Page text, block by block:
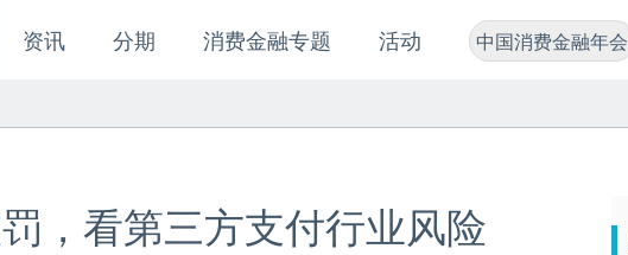
资讯 分期 消费金融专题 活动 中国消费金融年会
，看第三方支付行业风险